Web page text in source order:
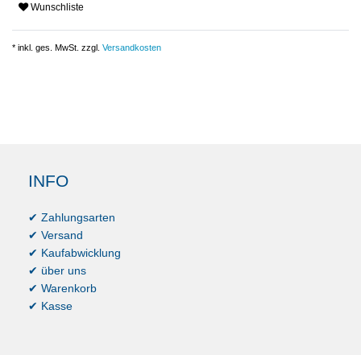
Wunschliste
* inkl. ges. MwSt. zzgl. Versandkosten
INFO
✔ Zahlungsarten
✔ Versand
✔ Kaufabwicklung
✔ über uns
✔ Warenkorb
✔ Kasse